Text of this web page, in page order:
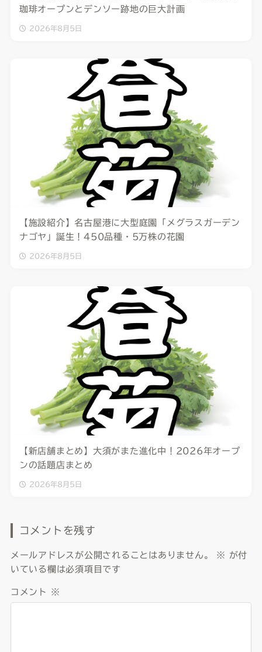
珈琲オープンとデンソー跡地の巨大計画
2026年8月5日
【施設紹介】名古屋港に大型庭園「メグラスガーデン
ナゴヤ」誕生！450品種・5万株の花園
2026年8月5日
【新店舗まとめ】大須がまた進化中！2026年オープ
ンの話題店まとめ
2026年8月5日
コメントを残す
メールアドレスが公開されることはありません。 ※ が付
いている欄は必須項目です
コメント ※